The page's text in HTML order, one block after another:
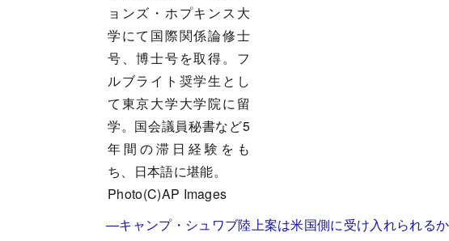
ョンズ・ホプキンス大
学にて国際関係論修士
号、博士号を取得。フ
ルブライト奨学生とし
て東京大学大学院に留
学。国会議員秘書など5
年間の滞日経験をも
ち、日本語に堪能。
Photo(C)AP Images
―キャンプ・シュワブ陸上案は米国側に受け入れられるか